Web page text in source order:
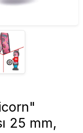
25 mm,